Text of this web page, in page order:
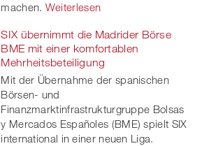
machen. Weiterlesen
SIX übernimmt die Madrider Börse
BME mit einer komfortablen
Mehrheitsbeteiligung
Mit der Übernahme der spanischen
Börsen- und
Finanzmarktinfrastrukturgruppe Bolsas
y Mercados Españoles (BME) spielt SIX
international in einer neuen Liga.